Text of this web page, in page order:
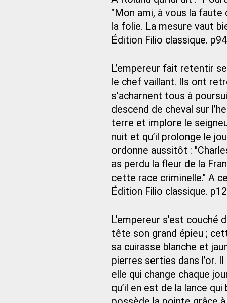
"Mon ami, à vous la faute
la folie. La mesure vaut
Édition Filio classique. p94
L’empereur fait retentir
le chef vaillant. Ils ont
s’acharnent tous à
descend de cheval sur
terre et implore le
nuit et qu’il prolonge le
ordonne aussitôt :
as perdu la fleur de la
cette race criminelle." A
Édition Filio classique.
L’empereur s’est
tête son grand épieu ;
sa cuirasse blanche et
pierres serties dans l’or.
elle qui change chaque
qu’il en est de la lance